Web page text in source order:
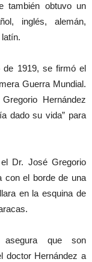
también obtuvo un
inglés, alemán,
1919, se firmó el
Guerra Mundial.
Hernández
dado su vida” para
Dr. José Gregorio
con el borde de una
en la esquina de
asegura que son
doctor Hernández a